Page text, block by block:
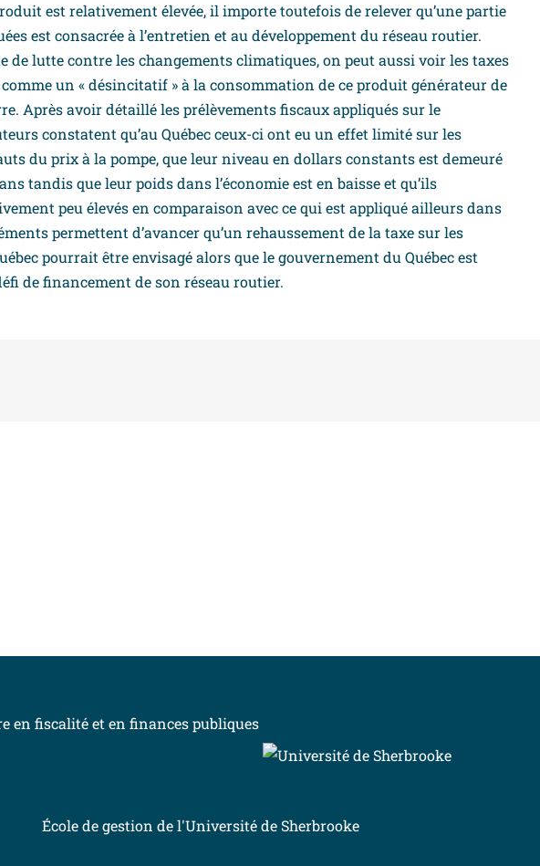
est relativement élevée, il importe toutefois de relever qu’une partie
est consacrée à l’entretien et au développement du réseau routier.
de lutte contre les changements climatiques, on peut aussi voir les taxes
un « désincitatif » à la consommation de ce produit générateur de
Après avoir détaillé les prélèvements fiscaux appliqués sur le
constatent qu’au Québec ceux-ci ont eu un effet limité sur les
du prix à la pompe, que leur niveau en dollars constants est demeuré
tandis que leur poids dans l’économie est en baisse et qu’ils
peu élevés en comparaison avec ce qui est appliqué ailleurs dans
permettent d’avancer qu’un rehaussement de la taxe sur les
pourrait être envisagé alors que le gouvernement du Québec est
de financement de son réseau routier.
École de gestion de l'Université de Sherbrooke